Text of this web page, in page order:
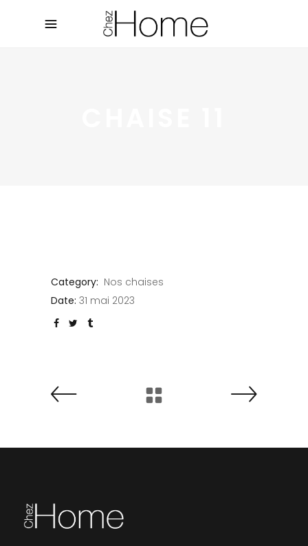
Category: Nos chaises
Date: 31 mai 2023